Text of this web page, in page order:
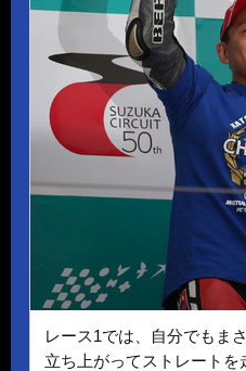
レース1では、自分でもま
立ち上がってストレート